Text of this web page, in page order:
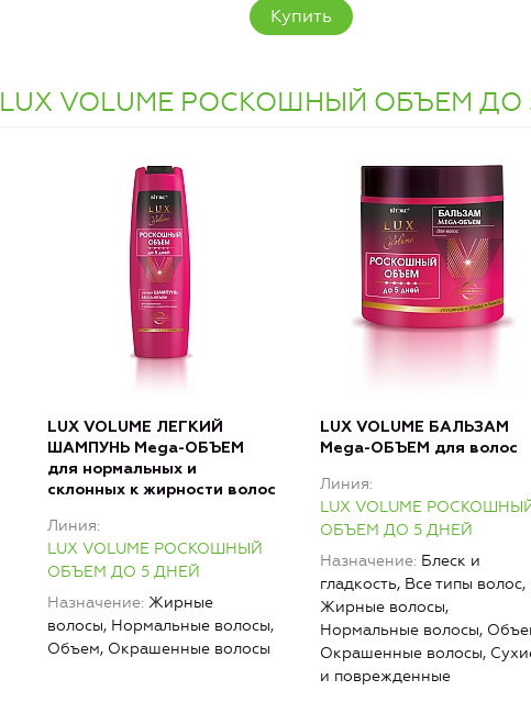
Купить
LUX VOLUME РОСКОШНЫЙ ОБЪЕМ ДО
LUX VOLUME ЛЕГКИЙ
ШАМПУНЬ Mega-ОБЪЕМ
для нормальных и
склонных к жирности волос
Линия
LUX VOLUME РОСКОШНЫЙ
ОБЪЕМ ДО 5 ДНЕЙ
Назначение Жирные
волосы, Нормальные волосы,
Объем, Окрашенные волосы
LUX VOLUME БАЛЬЗАМ
Mega-ОБЪЕМ для волос
Линия
LUX VOLUME
ОБЪЕМ ДО 5 ДНЕЙ
Назначение Блеск и
гладкость, Все типы волос,
Жирные волосы,
Нормальные волосы,
Окрашенные волосы,
и поврежденные